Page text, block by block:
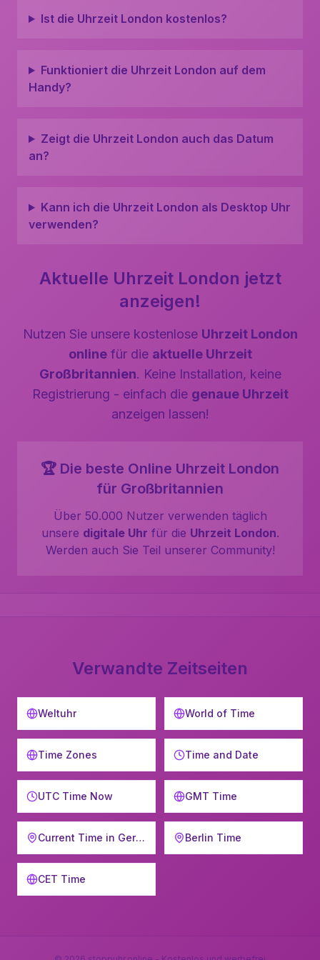
Ist die Uhrzeit London kostenlos?
Funktioniert die Uhrzeit London auf dem
Handy?
Zeigt die Uhrzeit London auch das Datum
an?
Kann ich die Uhrzeit London als Desktop Uhr
verwenden?
Aktuelle Uhrzeit London jetzt
anzeigen!
Nutzen Sie unsere kostenlose Uhrzeit London
onlinefür die aktuelle Uhrzeit
Großbritannien. Keine Installation, keine
Registrierung - einfach die genaue Uhrzeit
anzeigen lassen!
🏆 Die beste Online Uhrzeit London
für Großbritannien
Über 50.000 Nutzer verwenden täglich
unsere digitale Uhr für die Uhrzeit London.
Werden auch Sie Teil unserer Community!
Verwandte Zeitseiten
Weltuhr World of Time
Time Zones Time and Date
UTC Time Now GMT Time
Current Time in Germany Berlin Time
CET Time